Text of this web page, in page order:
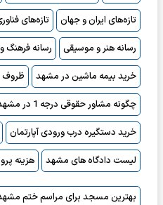
تازه‌های ایران و جهان
تازه‌های
رسانه هنر و موسیقی
رسانه فرهنگ
خرید بیمه ماشین در مشهد
ظروف
چگونه مشاور حقوقی درجه 1 در مشهد پیدا کنیم؟
خرید دستگیره درب ورودی آپارتمان
لیست دادگاه های مشهد
هزینه
بهترین مسجد برای مراسم ختم